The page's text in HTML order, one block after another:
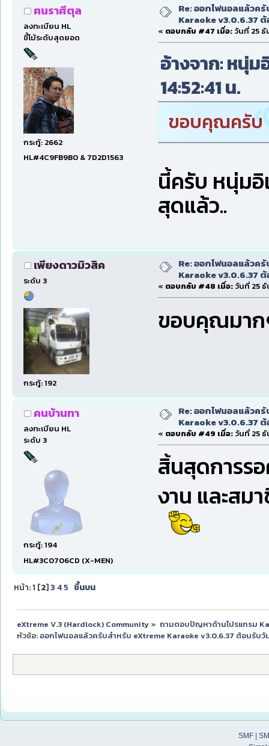
ฅนราศีตุล
ลงทะเบียน HL
ขี้โม้ระดับสุดยอด
กระทู้: 2662
HL#4C9FB9B0 & 7D2D1563
Re: ออกไฟนอลแล้วค
Karaoke v3.0.6.37
« ตอบกลับ #47 เมื่อ: วันที่ 25
อ้างจาก: หนุ่
14:52:41 น.
ขอบคุณครับ
นี้ครับ หนุ่มอิ
สุดแล้ว..
เพียงดาวมิวสิค
ระดับ 3
กระทู้: 192
Re: ออกไฟนอลแล้วค
Karaoke v3.0.6.37
« ตอบกลับ #48 เมื่อ: วันที่ 25 ธั
ขอบคุณมาก
คนบ้านทา
ลงทะเบียน HL
ระดับ 3
กระทู้: 194
HL#3C0706CD (X-MEN)
Re: ออกไฟนอลแล้วค
Karaoke v3.0.6.37
« ตอบกลับ #49 เมื่อ: วันที่ 25 ธั
สิ้นสุดการร
งาน และสม
หน้า:1 [2]3 4 5 ขึ้นบน
eXtreme V.3 (Hardlock) Community» ถามตอบปัญหาด้านโปรแกรม
หัวข้อ: ออกไฟนอลแล้วครับสำหรับ eXtreme Karaoke v3.0.6.37 ต้อนรับ
SMF|